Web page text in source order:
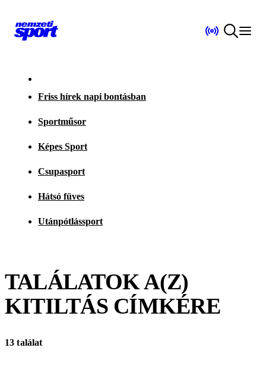
Friss hírek napi bontásban
Sportműsor
Képes Sport
Csupasport
Hátsó füves
Utánpótlássport
TALÁLATOK A(Z)
KITILTÁSCÍMKÉRE
13 találat